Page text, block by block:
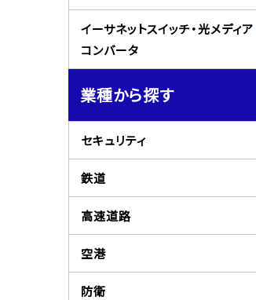
イーサネットスイッチ・光メディア
コンバータ
業種から探す
セキュリティ
鉄道
高速道路
空港
防衛